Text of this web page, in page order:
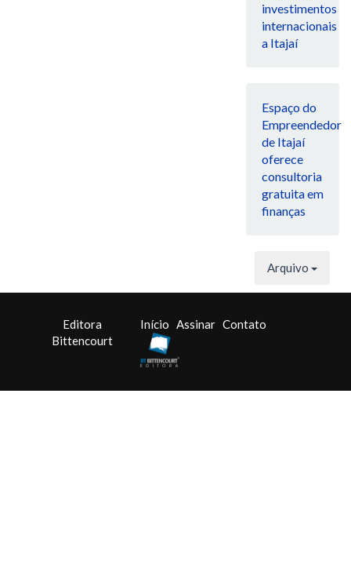
investimentos
internacionais
a Itajaí
Espaço do
Empreendedor
de Itajaí
oferece
consultoria
gratuita em
finanças
Arquivo
Editora
Bittencourt
Início Assinar Contato